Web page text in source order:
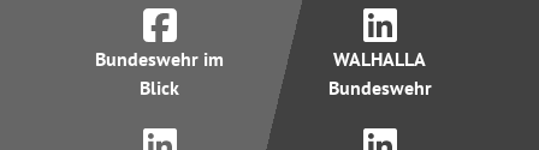
Bundeswehr im
Blick
WALHALLA
Bundeswehr